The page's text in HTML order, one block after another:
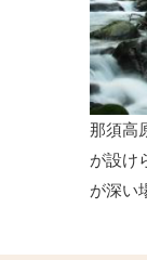
那須高
が設け
が深い